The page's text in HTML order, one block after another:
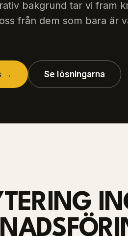
bakgrund tar vi fram
från dem som bara är
→ Se lösningarna